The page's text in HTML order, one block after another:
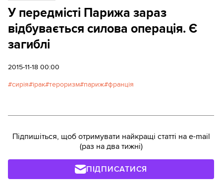
У передмісті Парижа зараз
відбувається силова операція. Є
загиблі
2015-11-18 00:00
сирія ірак тероризм париж франція
Підпишіться, щоб отримувати найкращі статті на e-mail
(раз на два тижні)
ПІДПИСАТИСЯ